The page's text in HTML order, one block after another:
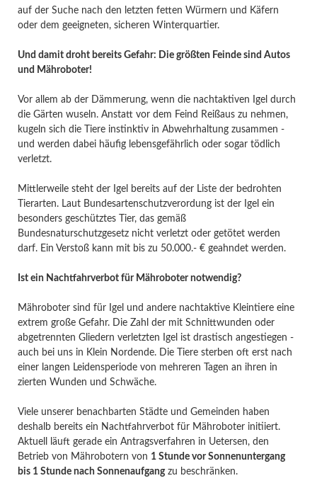
auf der Suche nach den letzten fetten Würmern und Käfern
oder dem geeigneten, sicheren Winterquartier.
Und damit droht bereits Gefahr: Die größten Feinde sind Autos
und Mähroboter!
Vor allem ab der Dämmerung, wenn die nachtaktiven Igel durch
die Gärten wuseln. Anstatt vor dem Feind Reißaus zu nehmen,
kugeln sich die Tiere instinktiv in Abwehrhaltung zusammen -
und werden dabei häufig lebensgefährlich oder sogar tödlich
verletzt.
Mittlerweile steht der Igel bereits auf der Liste der bedrohten
Tierarten. Laut Bundesartenschutzverordung ist der Igel ein
besonders geschütztes Tier, das gemäß
Bundesnaturschutzgesetz nicht verletzt oder getötet werden
darf. Ein Verstoß kann mit bis zu 50.000.- € geahndet werden.
Ist ein Nachtfahrverbot für Mähroboter notwendig?
Mähroboter sind für Igel und andere nachtaktive Kleintiere eine
extrem große Gefahr. Die Zahl der mit Schnittwunden oder
abgetrennten Gliedern verletzten Igel ist drastisch angestiegen -
auch bei uns in Klein Nordende. Die Tiere sterben oft erst nach
einer langen Leidensperiode von mehreren Tagen an ihren in
zierten Wunden und Schwäche.
Viele unserer benachbarten Städte und Gemeinden haben
deshalb bereits ein Nachtfahrverbot für Mähroboter initiiert.
Aktuell läuft gerade ein Antragsverfahren in Uetersen, den
Betrieb von Mährobotern von 1 Stunde vor Sonnenuntergang
bis 1 Stunde nach Sonnenaufgangzu beschränken.